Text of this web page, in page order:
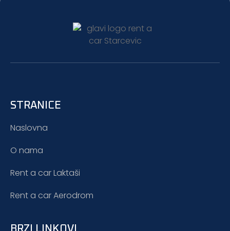
STRANICE
Naslovna
O nama
Rent a car Laktaši
Rent a car Aerodrom
BRZI LINKOVI